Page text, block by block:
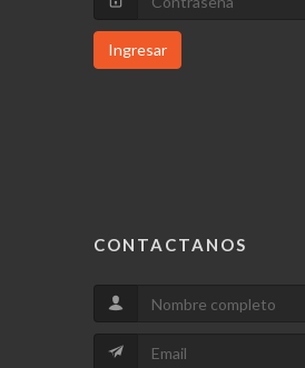
Ingresar
CONTACTANOS